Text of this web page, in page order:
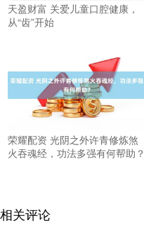
天盈财富 关爱儿童口腔健康，
从“齿”开始
荣耀配资 光阴之外许青修炼煞
火吞魂经，功法多强有何帮助？
相关评论